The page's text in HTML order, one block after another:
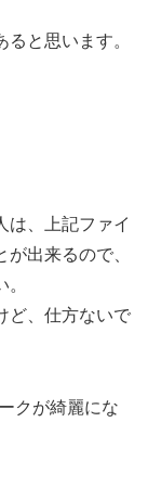
と思います。
は、上記ファイ
出来るので、
ど、仕方ないで
クが綺麗にな